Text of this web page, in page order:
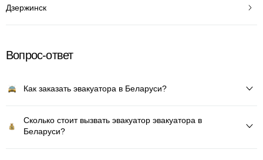
Дзержинск
Вопрос-ответ
Как заказать эвакуатора в Беларуси?
Сколько стоит вызвать эвакуатор эвакуатора в
Беларуси?